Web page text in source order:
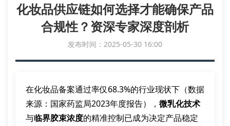
化妆品供应链如何选择才能确保产品
合规性？资深专家深度剖析
发布时间：2025-05-30 16:00
在化妆品备案通过率仅68.3%的行业现状下（数据
来源：国家药监局2023年度报告）， 微乳化技术
与临界胶束浓度的精准控制已成为决定产品稳定